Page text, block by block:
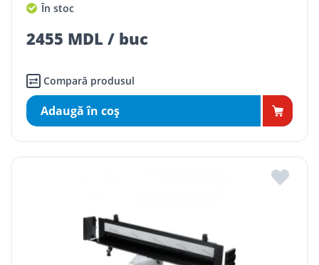
În stoc
2455 MDL / buc
Compară produsul
Adaugă în coş